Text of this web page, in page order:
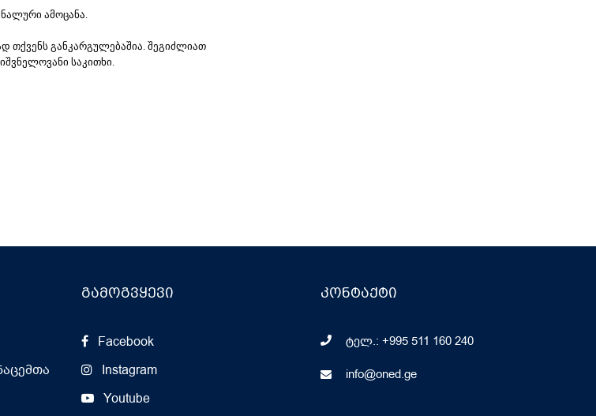
ამოცანა.
თქვენს განკარგულებაშია. შეგიძლიათ
საკითხი.
გამოგვყევი
Facebook
Instagram
Youtube
კონტაქტი
ტელ.: +995 511 160 240
info@oned.ge